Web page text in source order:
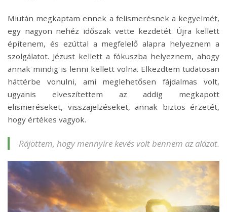
Miután megkaptam ennek a felismerésnek a kegyelmét,
egy nagyon nehéz időszak vette kezdetét. Újra kellett
építenem, és ezúttal a megfelelő alapra helyeznem a
szolgálatot. Jézust kellett a fókuszba helyeznem, ahogy
annak mindig is lenni kellett volna. Elkezdtem tudatosan
háttérbe vonulni, ami meglehetősen fájdalmas volt,
ugyanis elveszítettem az addig megkapott
elismeréseket, visszajelzéseket, annak biztos érzetét,
hogy értékes vagyok.
Rájöttem, hogy mennyire kevés volt bennem az alázat.